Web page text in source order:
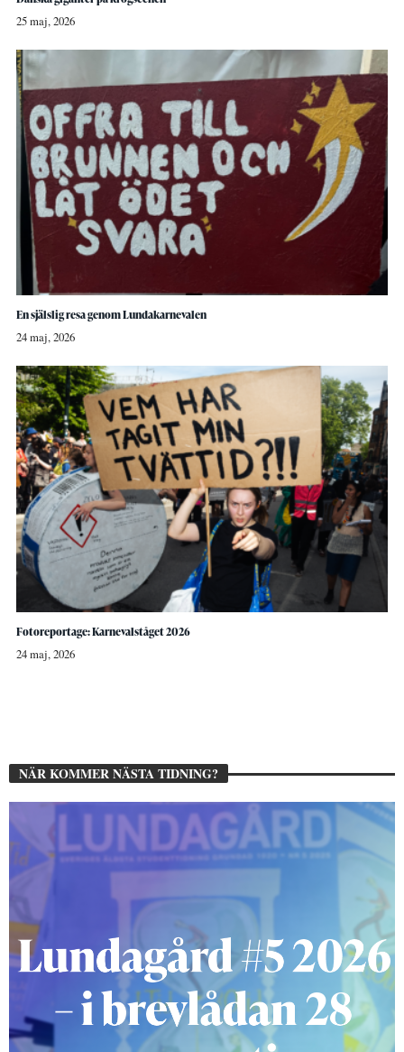
25 maj, 2026
En själslig resa genom Lundakarnevalen
24 maj, 2026
Fotoreportage: Karnevalståget 2026
24 maj, 2026
NÄR KOMMER NÄSTA TIDNING?